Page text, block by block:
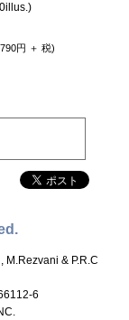
円 ＋ 税)
M.Rezvani & P.R.C
6